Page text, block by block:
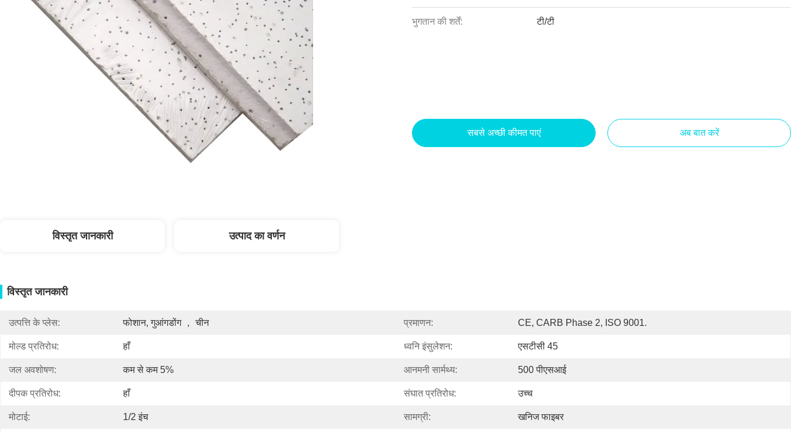
भुगतान की शर्तें: टी/टी
सबसे अच्छी कीमत पाएं अब बात करें
विस्तृत जानकारी उत्पाद का वर्णन
विस्तृत जानकारी
उत्पत्ति के प्लेस: फोशान, गुआंगडोंग ， चीन प्रमाणन: CE, CARB Phase 2, ISO 9001.
मोल्ड प्रतिरोध: हाँ ध्वनि इंसुलेशन: एसटीसी 45
जल अवशोषण: कम से कम 5% आनमनी सार्मथ्य: 500 पीएसआई
दीपक प्रतिरोध: हाँ संघात प्रतिरोध: उच्च
मोटाई: 1/2 इंच सामग्री: खनिज फाइबर